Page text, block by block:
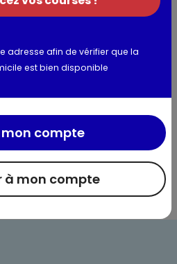
adresse afin de vérifier que la
est bien disponible
à mon compte
mon compte